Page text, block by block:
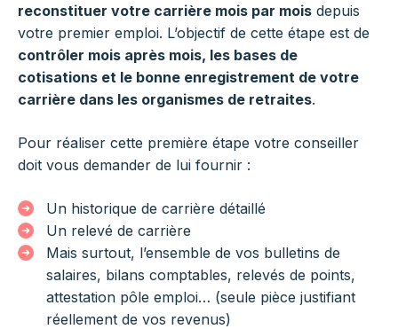
reconstituer votre carrière mois par mois depuis
votre premier emploi. L’objectif de cette étape est de
contrôler mois après mois, les bases de
cotisations et le bonne enregistrement de votre
carrière dans les organismes de retraites.
Pour réaliser cette première étape votre conseiller
doit vous demander de lui fournir :
Un historique de carrière détaillé
Un relevé de carrière
Mais surtout, l’ensemble de vos bulletins de
salaires, bilans comptables, relevés de points,
attestation pôle emploi… (seule pièce justifiant
réellement de vos revenus)